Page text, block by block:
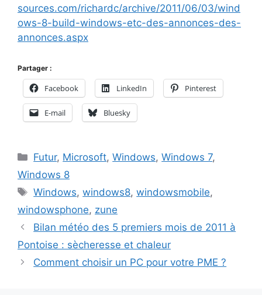
sources.com/richardc/archive/2011/06/03/wind
ows-8-build-windows-etc-des-annonces-des-
annonces.aspx
Partager :
Facebook LinkedIn Pinterest
E-mail Bluesky
Catégories
Futur, Microsoft,Windows,Windows 7,
Windows 8
Étiquettes
Windows,windows8,windowsmobile,
windowsphone, zune
Bilan météo des 5 premiers mois de 2011 à
Pontoise : sècheresse et chaleur
Comment choisir un PC pour votre PME ?